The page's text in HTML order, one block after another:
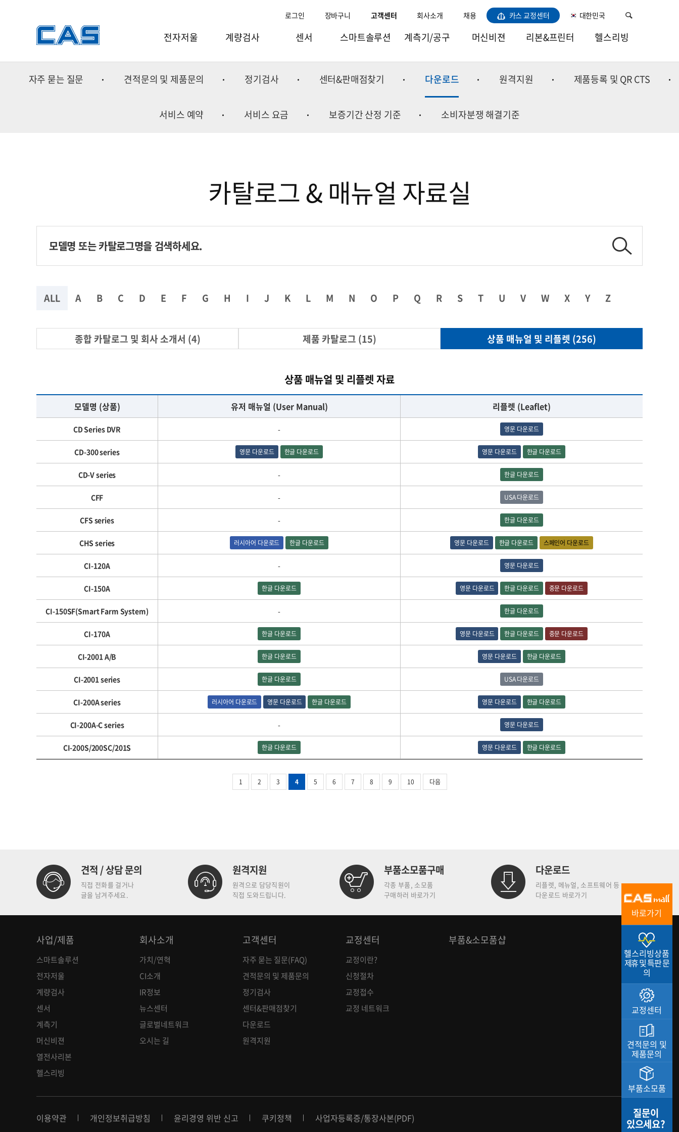
로그인 장바구니 고객센터 회사소개 채용 카스 교정센터 대한민국
전자저울
전자저울
분동
계량검사
과일선별기
금속검출기/X-ray
충진기
주변기기
센서 스마트솔루션
스마트팩토리
스마트리테일
계측기/공구
점도/비중/수분계
바이오실험장비
굴절계
환경측정기
인장/압축/변이
머신비젼
비전LED라이트
렌즈
리본&프린터 헬스리빙
건강
자주 묻는 질문 견적문의 및 제품문의 정기검사 센터&판매점찾기 다운로드 원격지원 제품등록 및 QR CTS
서비스 예약 서비스 요금 보증기간 산정 기준 소비자분쟁 해결기준
카탈로그 & 매뉴얼 자료실
ALL A B C D E F G H I J K L M N O P Q R S T U V W X Y Z
종합 카탈로그 및 회사 소개서 (4) 제품 카탈로그 (15) 상품 매뉴얼 및 리플렛 (256)
상품 매뉴얼 및 리플렛 자료
모델명 (상품) 유저 매뉴얼 (User Manual) 리플렛 (Leaflet)
CD Series DVR - 영문 다운로드
CD-300 series 영문 다운로드 한글 다운로드 영문 다운로드 한글 다운로드
CD-V series - 한글 다운로드
CFF - USA 다운로드
CFS series - 한글 다운로드
CHS series 러시아어 다운로드 한글 다운로드 영문 다운로드 한글 다운로드 스페인어 다운로드
CI-120A - 영문 다운로드
CI-150A 한글 다운로드 영문 다운로드 한글 다운로드 중문 다운로드
CI-150SF(Smart Farm System) - 한글 다운로드
CI-170A 한글 다운로드 영문 다운로드 한글 다운로드 중문 다운로드
CI-2001 A/B 한글 다운로드 영문 다운로드 한글 다운로드
CI-2001 series 한글 다운로드 USA 다운로드
CI-200A series 러시아어 다운로드 영문 다운로드 한글 다운로드 영문 다운로드 한글 다운로드
CI-200A-C series - 영문 다운로드
CI-200S/200SC/201S 한글 다운로드 영문 다운로드 한글 다운로드
1 2 3 4 5 6 7 8 9 10 다음
견적 / 상담 문의
직접 전화를 걸거나
글을 남겨주세요.
원격지원
원격으로 담당직원이
직접 도와드립니다.
부품소모품구매
각종 부품, 소모품
구매하러 바로가기
다운로드
리플렛, 메뉴얼, 소프트웨어 등
다운로드 바로가기
사업/제품
스마트솔루션
전자저울
계량검사
센서
계측기
머신비젼
열전사리본
헬스리빙
회사소개
가치/연혁
CI소개
IR정보
뉴스센터
글로벌네트워크
오시는 길
고객센터
자주 묻는 질문(FAQ)
견적문의 및 제품문의
정기검사
센터&판매점찾기
다운로드
원격지원
교정센터
교정이란?
신청절차
교정접수
교정 네트워크
부품&소모품샵
이용약관 개인정보취급방침 윤리경영 위반 신고 쿠키정책 사업자등록증/통장사본(PDF)
바로가기
헬스리빙상품
제휴 및 특판 문
의
교정센터
견적문의 및
제품문의
부품소모품
질문이
있으세요?